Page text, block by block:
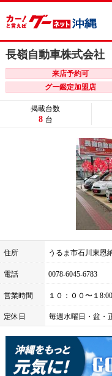
長嶺自動車株式会
来店予約可
グー鑑定加盟店
住所 うるま市石川東恩
電話 0078-6045-6783
営業時間 １０：００〜１8:00
定休日 毎週水曜日・盆・
掲載台数
8 台